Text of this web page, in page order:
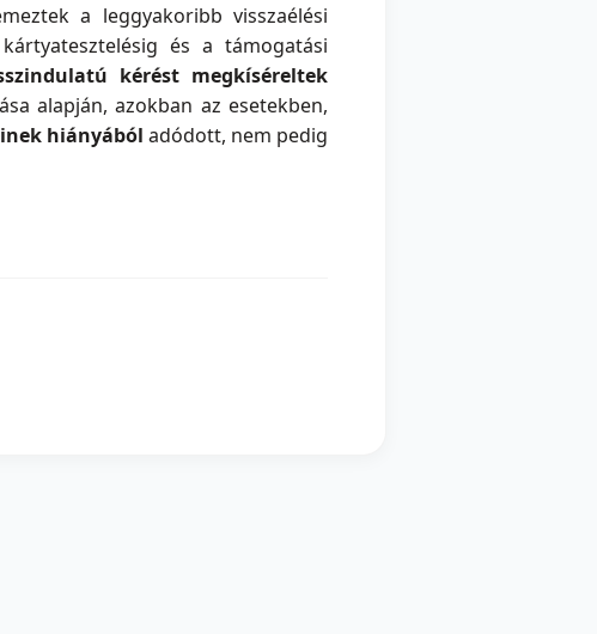
a leggyakoribb visszaélési
és a támogatási
kérést megkíséreltek
alapján, azokban az esetekben,
hiányából adódott, nem pedig